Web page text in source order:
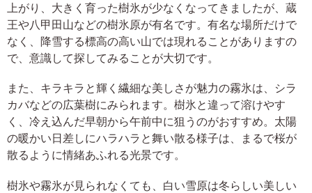
上がり、大きく育った樹氷が少なくなってきましたが、蔵
王や八甲田山などの樹氷原が有名です。有名な場所だけで
なく、降雪する標高の高い山では現れることがありますの
で、意識して探してみることが大切です。
また、キラキラと輝く繊細な美しさが魅力の霧氷は、シラ
カバなどの広葉樹にみられます。樹氷と違って溶けやす
く、冷え込んだ早朝から午前中に狙うのがおすすめ。太陽
の暖かい日差しにハラハラと舞い散る様子は、まるで桜が
散るように情緒あふれる光景です。
樹氷や霧氷が見られなくても、白い雪原は冬らしい美しい